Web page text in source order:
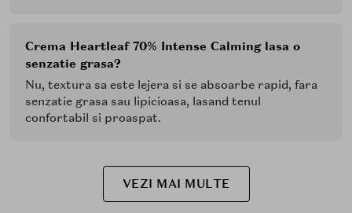
Crema Heartleaf 70% Intense Calming lasa o
senzatie grasa?
Nu, textura sa este lejera si se absoarbe rapid, fara
senzatie grasa sau lipicioasa, lasand tenul
confortabil si proaspat.
VEZI MAI MULTE